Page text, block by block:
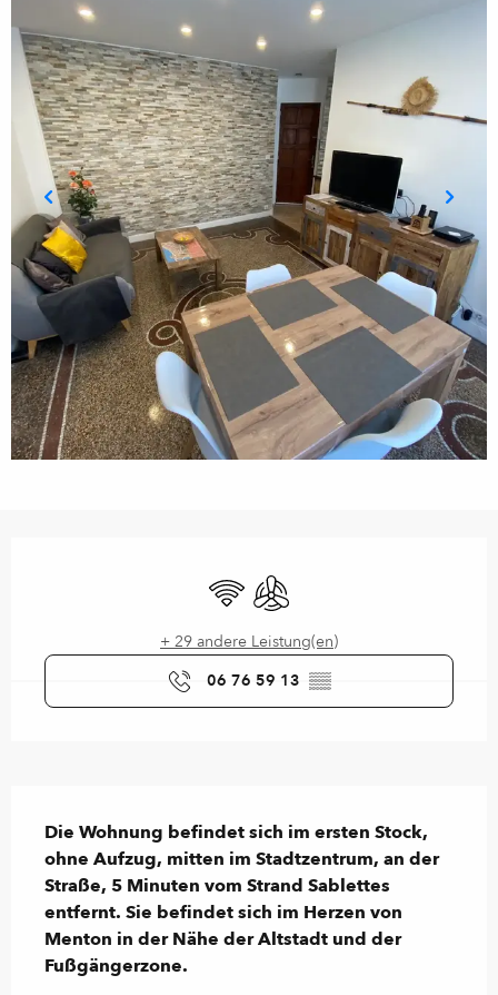
Wi-Fi Klimaanlage
+ 29 andere Leistung(en)
06 76 59 13 ▒▒
Die Wohnung befindet sich im ersten Stock,
ohne Aufzug, mitten im Stadtzentrum, an der
Straße, 5 Minuten vom Strand Sablettes
entfernt. Sie befindet sich im Herzen von
Menton in der Nähe der Altstadt und der
Fußgängerzone.